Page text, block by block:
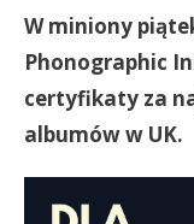
W miniony
Phonographic
certyfikaty za
albumów w UK.